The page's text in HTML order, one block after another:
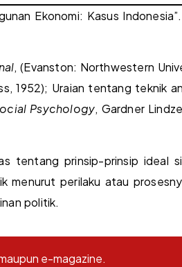
Ekonomi: Kasus
, (Evanston: Northwestern
1952); Uraian tentang teknik
Psychology, Gardner
tentang prinsip-prinsip ideal
menurut perilaku atau
politik.
e-magazine.